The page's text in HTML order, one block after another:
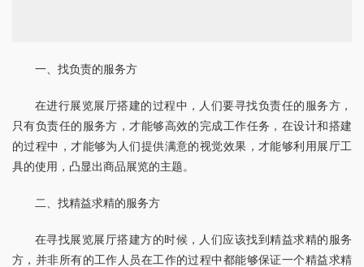
一、找负责的服务方
在进行展览展厅搭建的过程中，人们要寻找负责任的服务方，
只有负责任的服务方，才能够高效的完成工作任务，在设计和搭建
的过程中，才能够为人们提供满意的视觉效果，才能够利用展厅工
具的使用，凸显出商品展览的主题。
二、找精益求精的服务方
在寻找展览展厅搭建方的时候，人们应该找到精益求精的服务
方，并非所有的工作人员在工作的过程中都能够保证一个精益求精